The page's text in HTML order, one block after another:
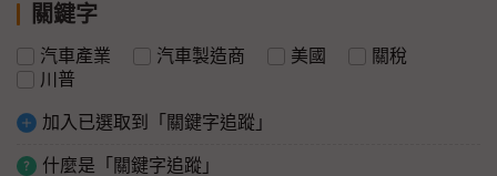
關鍵字
汽車產業 汽車製造商 美國
關稅
川普
加入已選取到「關鍵字追蹤」
什麼是「關鍵字追蹤」